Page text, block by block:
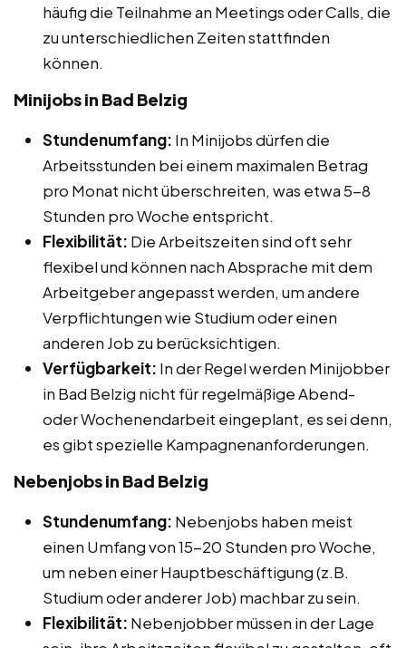
häufig die Teilnahme an Meetings oder Calls, die
zu unterschiedlichen Zeiten stattfinden
können.
Minijobs in Bad Belzig
Stundenumfang: In Minijobs dürfen die
Arbeitsstunden bei einem maximalen Betrag
pro Monat nicht überschreiten, was etwa 5-8
Stunden pro Woche entspricht.
Flexibilität: Die Arbeitszeiten sind oft sehr
flexibel und können nach Absprache mit dem
Arbeitgeber angepasst werden, um andere
Verpflichtungen wie Studium oder einen
anderen Job zu berücksichtigen.
Verfügbarkeit: In der Regel werden Minijobber
in Bad Belzig nicht für regelmäßige Abend-
oder Wochenendarbeit eingeplant, es sei denn,
es gibt spezielle Kampagnenanforderungen.
Nebenjobs in Bad Belzig
Stundenumfang: Nebenjobs haben meist
einen Umfang von 15-20 Stunden pro Woche,
um neben einer Hauptbeschäftigung (z.B.
Studium oder anderer Job) machbar zu sein.
Flexibilität: Nebenjobber müssen in der Lage